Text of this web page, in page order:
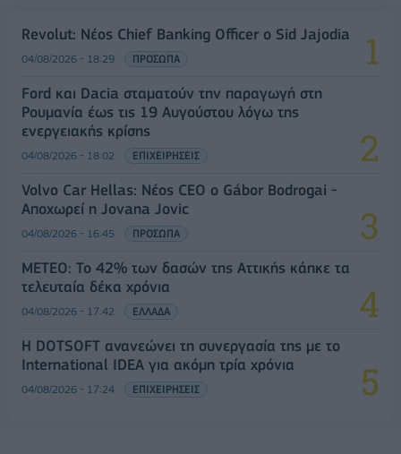
Revolut: Νέος Chief Banking Officer ο Sid Jajodia
04/08/2026 - 18:29 ΠΡΟΣΩΠΑ
Ford και Dacia σταματούν την παραγωγή στη
Ρουμανία έως τις 19 Αυγούστου λόγω της
ενεργειακής κρίσης
04/08/2026 - 18:02 ΕΠΙΧΕΙΡΗΣΕΙΣ
Volvo Car Hellas: Νέος CEO ο Gábor Bodrogai -
Αποχωρεί η Jovana Jovic
04/08/2026 - 16:45 ΠΡΟΣΩΠΑ
ΜΕΤΕΟ: Το 42% των δασών της Αττικής κάηκε τα
τελευταία δέκα χρόνια
04/08/2026 - 17:42 ΕΛΛΑΔΑ
Η DOTSOFT ανανεώνει τη συνεργασία της με το
International IDEA για ακόμη τρία χρόνια
04/08/2026 - 17:24 ΕΠΙΧΕΙΡΗΣΕΙΣ